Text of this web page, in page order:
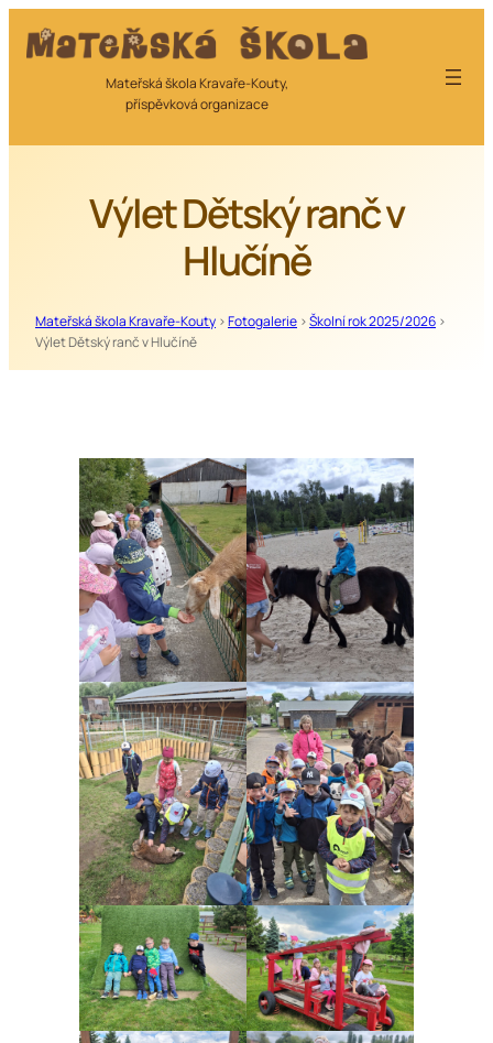
na
Mateřská škola Kravaře-Kouty,
příspěvková organizace
Výlet Dětský ranč v
Hlučíně
Mateřská škola Kravaře-Kouty >Fotogalerie >Školní rok 2025/2026 >
Výlet Dětský ranč v Hlučíně